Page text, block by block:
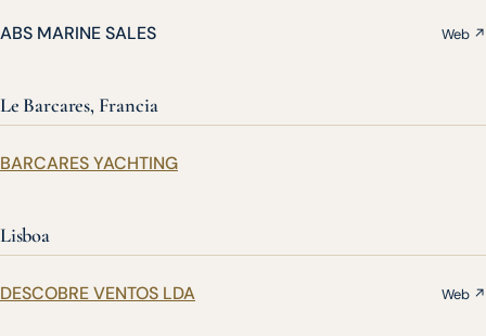
ABS MARINE SALES Web ↗
Le Barcares, Francia
BARCARES YACHTING
Lisboa
DESCOBRE VENTOS LDA Web ↗